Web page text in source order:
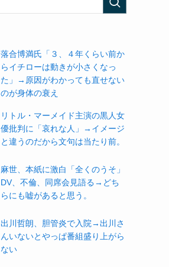
落合博満氏「３、４年くらい前か
らイチローは動きが小さくなっ
た」→原因がわかっても直せない
のが身体の衰え
リトル・マーメイド主演の黒人女
優批判に「哀れな人」→イメージ
と違うのだから文句は当たり前。
麻世、本紙に激白「全くのうそ」
DV、不倫、同席会見語る→どち
らにも嘘があると思う。
出川哲朗、胆管炎で入院→出川さ
んいないとやっぱ番組盛り上がら
ない